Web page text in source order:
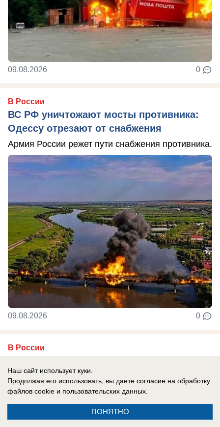
09.08.2026 0
В России
ВС РФ уничтожают мосты противника:
Одессу отрезают от снабжения
Армия России режет пути снабжения противника.
09.08.2026 0
В России
украинские корабли и порты
Армия России продолжает наносить системные
удары по портам Одессы.
Наш сайт использует куки.
Продолжая его использовать, вы даете согласие на обработку
файлов cookie и пользовательских данных.
ПОНЯТНО